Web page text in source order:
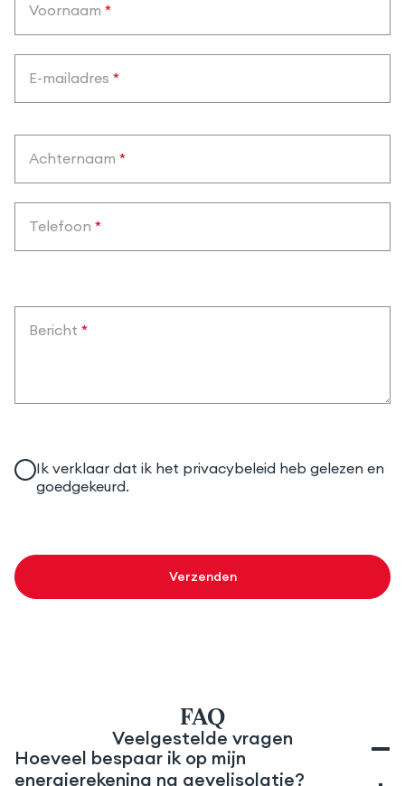
Voornaam *
E-mailadres *
Achternaam *
Telefoon *
Bericht *
Ik verklaar dat ik het privacybeleid heb gelezen en
goedgekeurd.
Verzenden
FAQ
Veelgestelde vragen
Hoeveel bespaar ik op mijn
energierekening na gevelisolatie?